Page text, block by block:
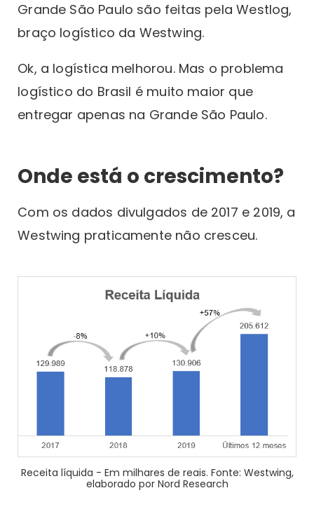
Grande São Paulo são feitas pela Westlog,
braço logístico da Westwing.
Ok, a logística melhorou. Mas o problema
logístico do Brasil é muito maior que
entregar apenas na Grande São Paulo.
Onde está o crescimento?
Com os dados divulgados de 2017 e 2019, a
Westwing praticamente não cresceu.
Receita líquida - Em milhares de reais. Fonte: Westwing,
elaborado por Nord Research